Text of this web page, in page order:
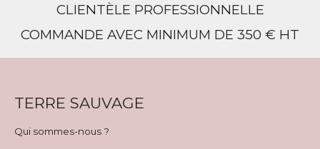
CLIENTÈLE PROFESSIONNELLE
COMMANDE AVEC MINIMUM DE 350 € HT
TERRE SAUVAGE
Qui sommes-nous ?